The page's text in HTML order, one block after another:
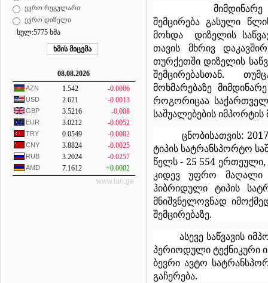
ევრო რეგულარი
ევრო დიზელი
სულ:5775 ხმა
08.08.2026
AZN 1.542 -0.0006
USD 2.621 -0.0013
GBP 3.5216 -0.008
EUR 3.0212 -0.0052
TRY 0.0549 -0.0002
CNY 3.8824 -0.0025
RUB 3.2024 -0.0257
AMD 7.1612
+0.0002
www.lari.ge
შემცირება გასული
მოხდა
დიზელის
თავის მხრივ
თურქეთში დიზელის
შემცირებასთან.
მოხმარებაზე
როგორიცაა
საშუალებების
ცნობისათვის:
ტიპის სატრანსპორტო
წელს - 25 554
კიდევ უფრო მაღალი
ჰიბრიდული ტიპის
მნიშვნელოვნად
შემცირებაზე.
ასევე საწვავის
პერიოდული ტექნიკური
ბევრი ავტო
გაჩერება.